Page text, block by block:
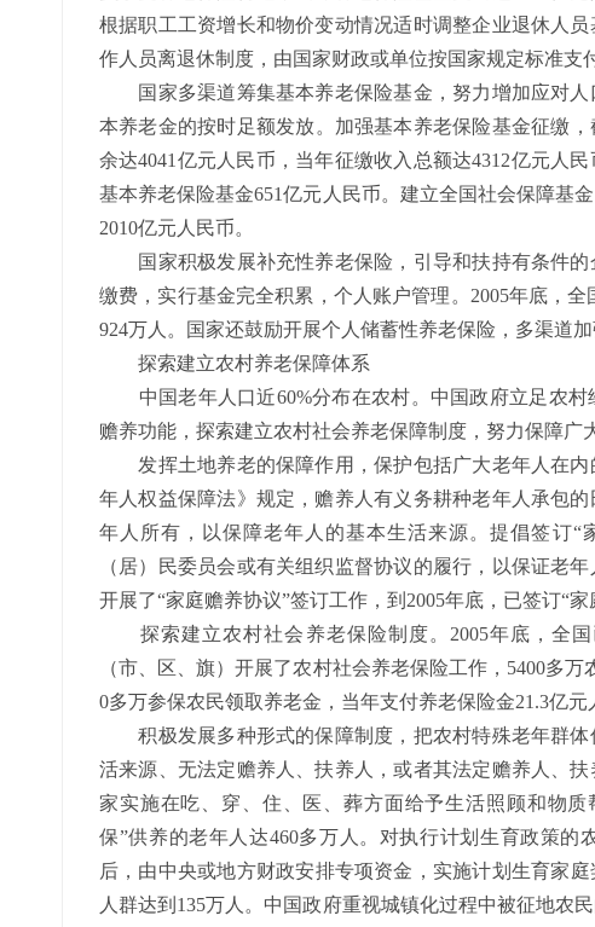
根据职工工资增长和物价变动情况适时调整企业退休人
作人员离退休制度，由国家财政或单位按国家规定标准支
国家多渠道筹集基本养老保险基金，努力增加应对人
本养老金的按时足额发放。加强基本养老保险基金征缴
余达4041亿元人民币，当年征缴收入总额达4312亿元人
基本养老保险基金651亿元人民币。建立全国社会保障基
2010亿元人民币。
国家积极发展补充性养老保险，引导和扶持有条件的
缴费，实行基金完全积累，个人账户管理。2005年底，
924万人。国家还鼓励开展个人储蓄性养老保险，多渠道加
探索建立农村养老保障体系
中国老年人口近60%分布在农村。中国政府立足农村
赡养功能，探索建立农村社会养老保障制度，努力保障广
发挥土地养老的保障作用，保护包括广大老年人在内
年人权益保障法》规定，赡养人有义务耕种老年人承包
年人所有，以保障老年人的基本生活来源。提倡签订“
（居）民委员会或有关组织监督协议的履行，以保证老
开展了“家庭赡养协议”签订工作，到2005年底，已签订“家
探索建立农村社会养老保险制度。2005年底，全国
（市、区、旗）开展了农村社会养老保险工作，5400多
0多万参保农民领取养老金，当年支付养老保险金21.3亿元
积极发展多种形式的保障制度，把农村特殊老年群体
活来源、无法定赡养人、扶养人，或者其法定赡养人、
家实施在吃、穿、住、医、葬方面给予生活照顾和物
保”供养的老年人达460多万人。对执行计划生育政策的
后，由中央或地方财政安排专项资金，实施计划生育家
人群达到135万人。中国政府重视城镇化过程中被征地农